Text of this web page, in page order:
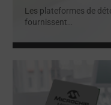
Les plateformes de
fournissent...